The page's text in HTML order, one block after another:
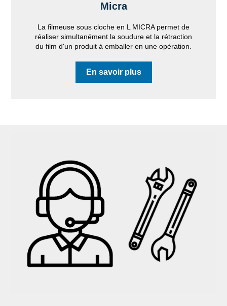
Micra
La filmeuse sous cloche en L MICRA permet de
réaliser simultanément la soudure et la rétraction
du film d'un produit à emballer en une opération.
En savoir plus